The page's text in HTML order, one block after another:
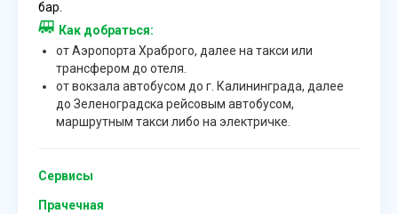
бар.
Как добраться:
от Аэропорта Храброго, далее на такси или
трансфером до отеля.
от вокзала автобусом до г. Калининграда, далее
до Зеленоградска рейсовым автобусом,
маршрутным такси либо на электричке.
Сервисы
Прачечная